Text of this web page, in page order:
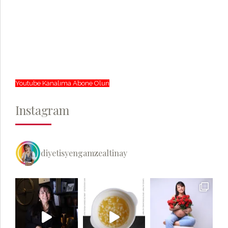
Youtube Kanalıma Abone Olun
Instagram
diyetisyengamzealtinay